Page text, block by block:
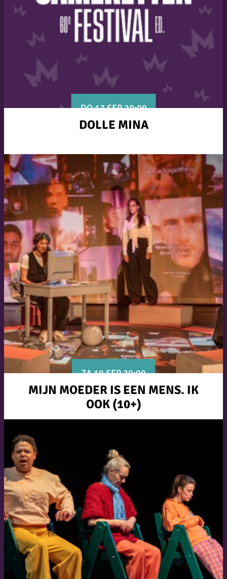
DO 17 SEP 20:00
DOLLE MINA
ZA 19 SEP 20:00
MIJN MOEDER IS EEN MENS. IK
OOK (10+)